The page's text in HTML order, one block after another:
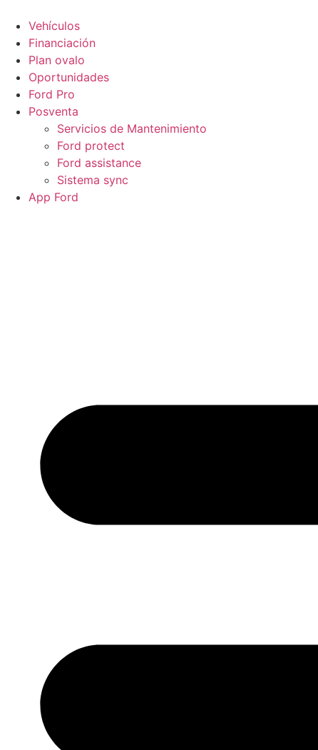
contenido
Vehículos
Financiación
Plan ovalo
Oportunidades
Ford Pro
Posventa
Servicios de Mantenimiento
Ford protect
Ford assistance
Sistema sync
App Ford